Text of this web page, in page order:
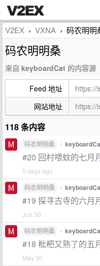
V2EX › VXNA › 码农明明
码农明明桑
来自 keyboardCat 的内容源
Feed 地址
https://
网站地址
https://
118 条内容
码农明明桑 •
#20 回村喂蚊的七月
5 days ago
码农明明桑
•
#19 探寻古寺的六月
Jun 30
码农明明桑
•
#18 枇杷又熟了的五
May 30